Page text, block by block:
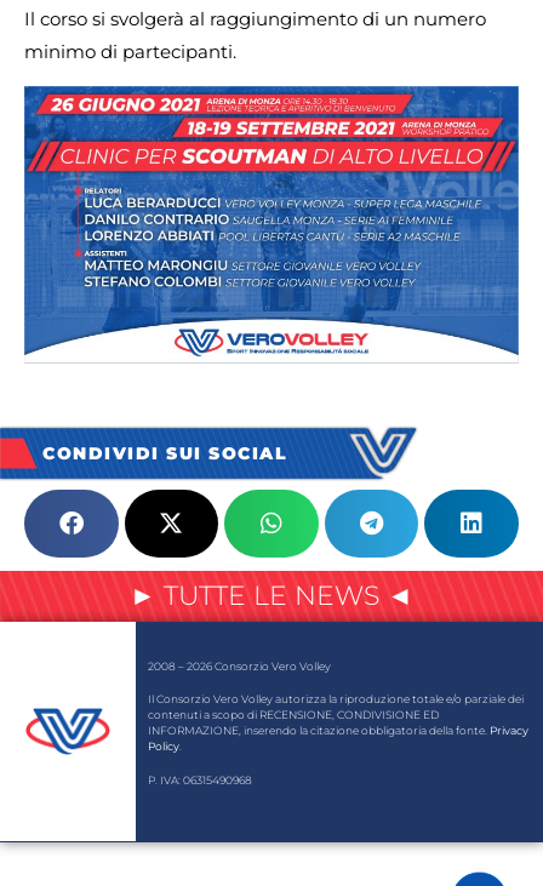
Il corso si svolgerà al raggiungimento di un numero
minimo di partecipanti.
CONDIVIDI SUI SOCIAL
► TUTTE LE NEWS ◄
2008 – 2026 Consorzio Vero Volley
Il Consorzio Vero Volley autorizza la riproduzione totale e/o parziale dei
contenuti a scopo di RECENSIONE, CONDIVISIONE ED
INFORMAZIONE, inserendo la citazione obbligatoria della fonte. Privacy
Policy.
P. IVA: 06315490968